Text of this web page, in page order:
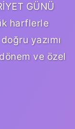
GÜNÜ
harflerle
yazımı
ve özel